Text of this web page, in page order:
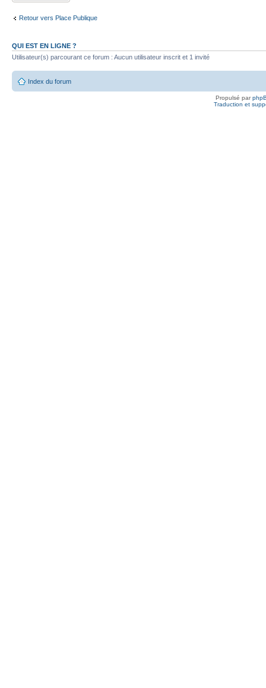
Retour vers Place Publique
QUI EST EN LIGNE ?
Utilisateur(s) parcourant ce forum : Aucun utilisateur inscrit et 1 invité
Index du forum
Propulsé par
Traduction et